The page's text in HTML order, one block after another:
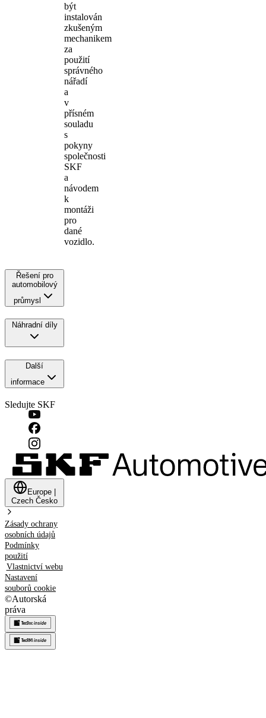
být
instalován
zkušeným
mechanikem
za
použití
správného
nářadí
a
v
přísném
souladu
s
pokyny
společnosti
SKF
a
návodem
k
montáži
pro
dané
vozidlo.
Řešení pro
automobilový
průmysl
Náhradní díly
Další
informace
Sledujte SKF
Europe
Czech Česko
Zásady ochrany
osobních údajů
Podmínky
použití
Vlastnictví webu
Nastavení
souborů cookie
©Autorská
práva